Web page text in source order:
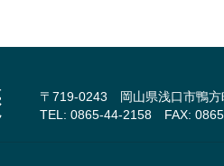
〒719-0243 岡山県浅口市鴨方
TEL: 0865-44-2158 FAX: